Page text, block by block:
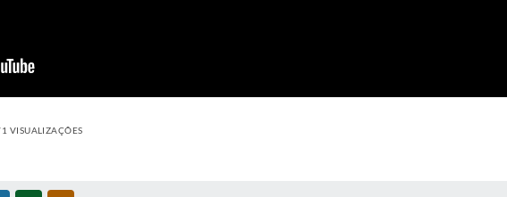
VISUALIZAÇÕES